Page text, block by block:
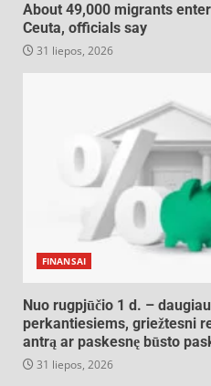
About 49,000 migrants
Ceuta, officials say
31 liepos, 2026
FINANSAI
Nuo rugpjūčio 1 d. –
perkantiesiems, griežtesni
antrą ar paskesnę būsto
31 liepos, 2026